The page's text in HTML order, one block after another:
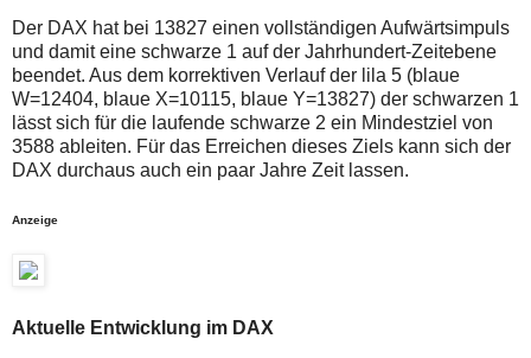
Verstösse
gegen
Netiquette
oder
ein
Missbrauch
der
Kommentarfunktion
Bitte
Ihre
Ihre
sind
die
Post
auch
auf
der
Plattform
wallstreet-
online.de
Der DAX hat bei 13827 einen vollständigen Aufwärtsimpuls
und damit eine schwarze 1 auf der Jahrhundert-Zeitebene
beendet. Aus dem korrektiven Verlauf der lila 5 (blaue
W=12404, blaue X=10115, blaue Y=13827) der schwarzen 1
lässt sich für die laufende schwarze 2 ein Mindestziel von
3588 ableiten. Für das Erreichen dieses Ziels kann sich der
DAX durchaus auch ein paar Jahre Zeit lassen.
Anzeige
Aktuelle Entwicklung im DAX